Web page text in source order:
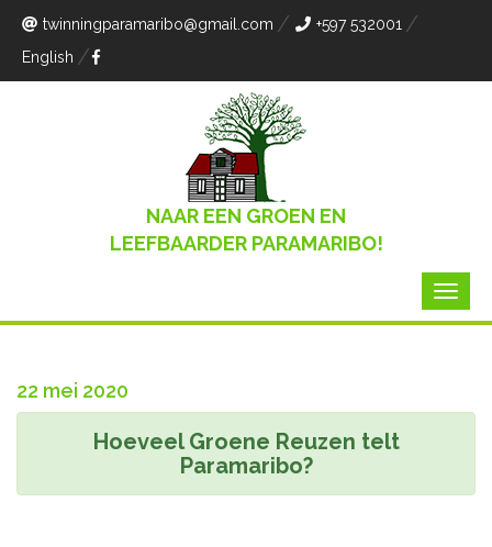
twinningparamaribo@gmail.com
+597 532001
English
NAAR EEN GROEN EN
LEEFBAARDER PARAMARIBO!
22 mei 2020
Hoeveel Groene Reuzen telt
Paramaribo?